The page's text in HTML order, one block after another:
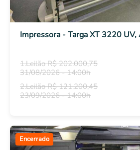
Impressora - Targa XT 3220 UV,
1.Leilão R$ 202.000,75
31/08/2026 - 14:00h
2.Leilão R$ 121.200,45
23/09/2026 - 14:00h
Encerrado